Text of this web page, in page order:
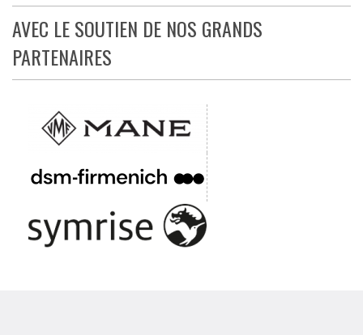
AVEC LE SOUTIEN DE NOS GRANDS
PARTENAIRES